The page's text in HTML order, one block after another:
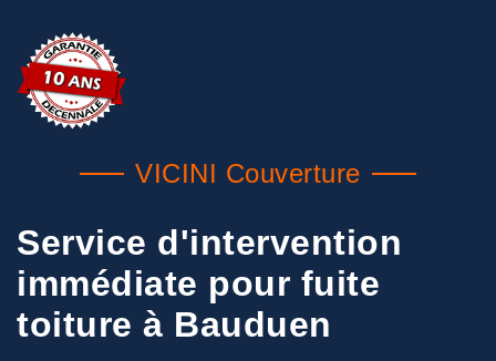
VICINI Couverture
Service d'intervention
immédiate pour fuite
toiture à Bauduen